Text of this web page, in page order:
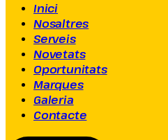
Inici
Nosaltres
Serveis
Novetats
Oportunitats
Marques
Galeria
Contacte